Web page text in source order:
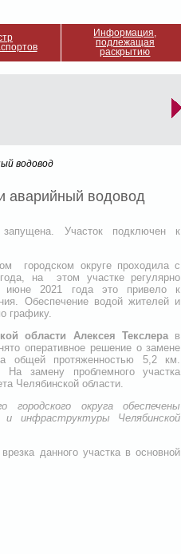
Информация,
подлежащая
раскрытию
водовод
аварийный водовод
Участок подключен к
городском округе проходила с
на этом участке регулярно
июне 2021 года это привело к
Обеспечение водой жителей и
графику.
области Алексея Текслерав
оперативное решение о замене
общей протяженностью 5,2 км.
замену проблемного участка
Челябинской области.
округа обеспечены
инфраструктуры Челябинской
данного участка в основной